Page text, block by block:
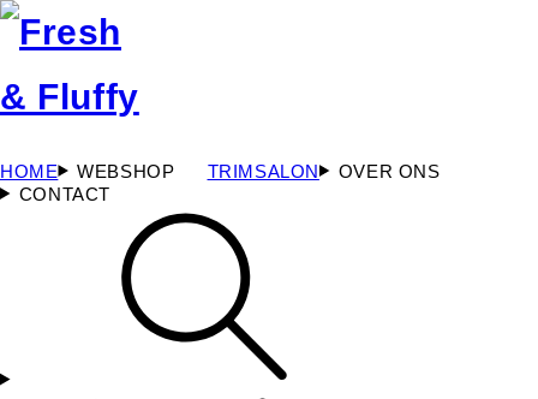
HOME WEBSHOP TRIMSALON
OVER ONS
CONTACT